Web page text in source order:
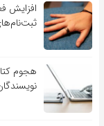
افزایش